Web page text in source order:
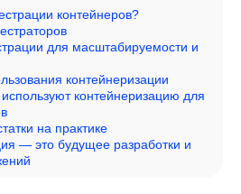
контейнеров?
для масштабируемости и
контейнеризации
контейнеризацию для
на практике
— это будущее разработки и